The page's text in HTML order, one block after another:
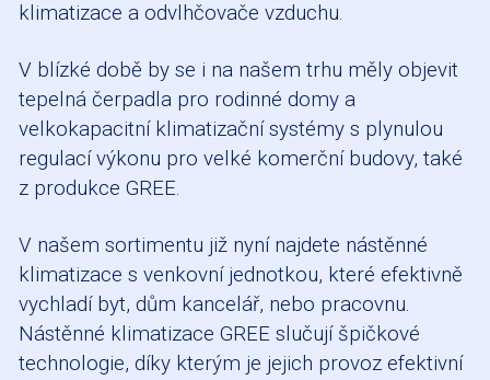
klimatizace a odvlhčovače vzduchu.
V blízké době by se i na našem trhu měly objevit
tepelná čerpadla pro rodinné domy a
velkokapacitní klimatizační systémy s plynulou
regulací výkonu pro velké komerční budovy, také
z produkce GREE.
V našem sortimentu již nyní najdete nástěnné
klimatizace s venkovní jednotkou, které efektivně
vychladí byt, dům kancelář, nebo pracovnu.
Nástěnné klimatizace GREE slučují špičkové
technologie, díky kterým je jejich provoz efektivní